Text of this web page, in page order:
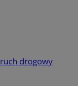
ruch drogowy